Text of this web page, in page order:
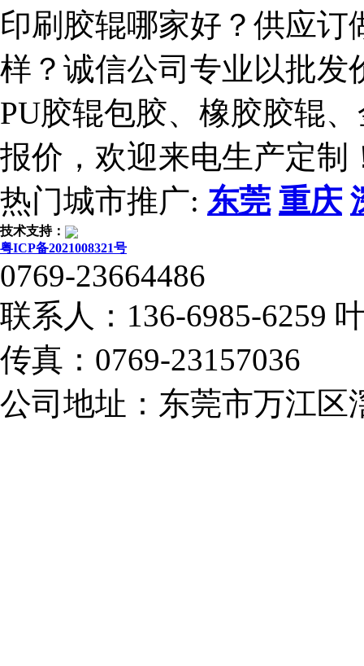
印刷胶辊哪家好？供应
样？诚信公司专业以批发
PU胶辊包胶、橡胶胶辊
报价，欢迎来电生产定制
热门城市推广: 东莞 重庆
技术支持：
粤ICP备2021008321号
0769-23664486
联系人：136-6985-6259
传真：0769-23157036
公司地址：东莞市万江区